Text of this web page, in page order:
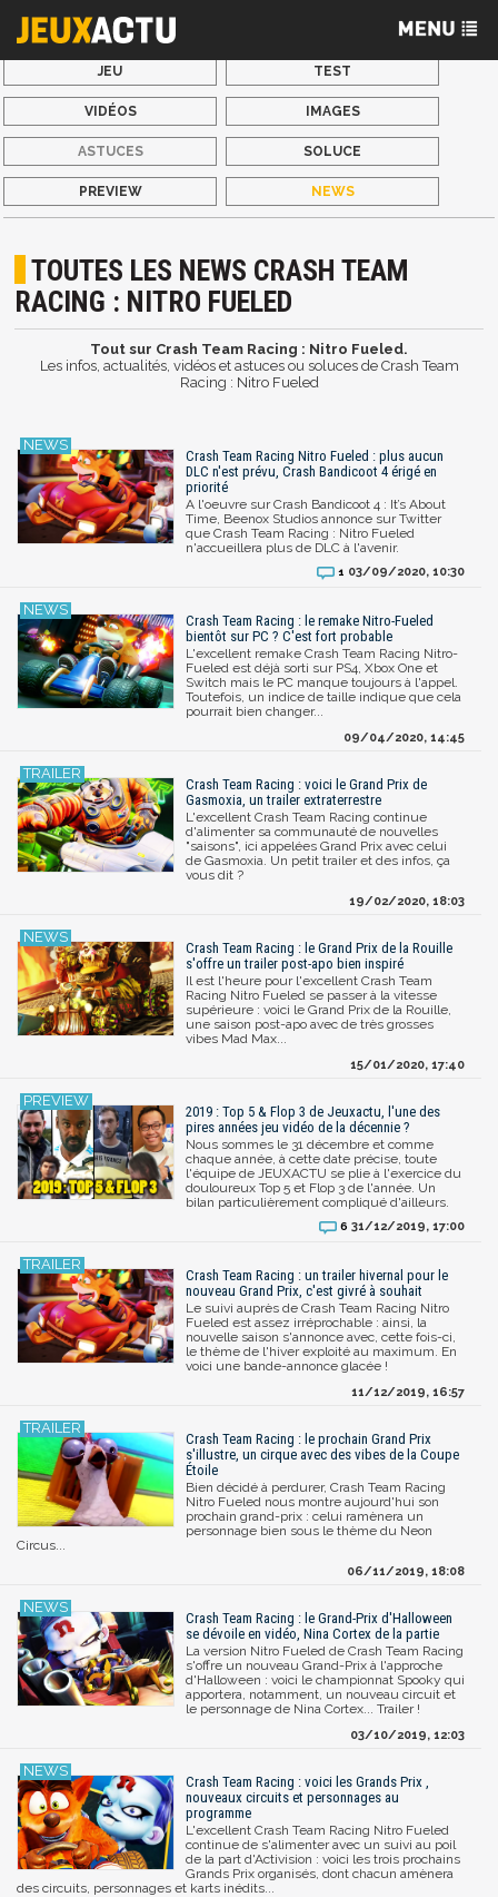
JEU TEST
VIDÉOS IMAGES
ASTUCES SOLUCE
PREVIEW NEWS
TOUTES LES NEWS CRASH TEAM
RACING : NITRO FUELED
Tout sur Crash Team Racing : Nitro Fueled.
Les infos, actualités, vidéos et astuces ou soluces de Crash Team
Racing : Nitro Fueled
Crash Team Racing Nitro Fueled : plus aucun
DLC n'est prévu, Crash Bandicoot 4 érigé en
priorité
A l'oeuvre sur Crash Bandicoot 4 : It’s About
Time, Beenox Studios annonce sur Twitter
que Crash Team Racing : Nitro Fueled
n'accueillera plus de DLC à l'avenir.
1 03/09/2020, 10:30
Crash Team Racing : le remake Nitro-Fueled
bientôt sur PC ? C'est fort probable
L'excellent remake Crash Team Racing Nitro-
Fueled est déjà sorti sur PS4, Xbox One et
Switch mais le PC manque toujours à l'appel.
Toutefois, un indice de taille indique que cela
pourrait bien changer...
09/04/2020, 14:45
Crash Team Racing : voici le Grand Prix de
Gasmoxia, un trailer extraterrestre
L'excellent Crash Team Racing continue
d'alimenter sa communauté de nouvelles
"saisons", ici appelées Grand Prix avec celui
de Gasmoxia. Un petit trailer et des infos, ça
vous dit ?
19/02/2020, 18:03
Crash Team Racing : le Grand Prix de la Rouille
s'offre un trailer post-apo bien inspiré
Il est l'heure pour l'excellent Crash Team
Racing Nitro Fueled se passer à la vitesse
supérieure : voici le Grand Prix de la Rouille,
une saison post-apo avec de très grosses
vibes Mad Max...
15/01/2020, 17:40
2019 : Top 5 & Flop 3 de Jeuxactu, l'une des
pires années jeu vidéo de la décennie ?
Nous sommes le 31 décembre et comme
chaque année, à cette date précise, toute
l'équipe de JEUXACTU se plie à l'exercice du
douloureux Top 5 et Flop 3 de l'année. Un
bilan particulièrement compliqué d'ailleurs.
6 31/12/2019, 17:00
Crash Team Racing : un trailer hivernal pour le
nouveau Grand Prix, c'est givré à souhait
Le suivi auprès de Crash Team Racing Nitro
Fueled est assez irréprochable : ainsi, la
nouvelle saison s'annonce avec, cette fois-ci,
le thème de l'hiver exploité au maximum. En
voici une bande-annonce glacée !
11/12/2019, 16:57
Crash Team Racing : le prochain Grand Prix
s'illustre, un cirque avec des vibes de la Coupe
Étoile
Bien décidé à perdurer, Crash Team Racing
Nitro Fueled nous montre aujourd'hui son
prochain grand-prix : celui ramènera un
personnage bien sous le thème du Neon
Circus...
06/11/2019, 18:08
Crash Team Racing : le Grand-Prix d'Halloween
se dévoile en vidéo, Nina Cortex de la partie
La version Nitro Fueled de Crash Team Racing
s'offre un nouveau Grand-Prix à l'approche
d'Halloween : voici le championnat Spooky qui
apportera, notamment, un nouveau circuit et
le personnage de Nina Cortex... Trailer !
03/10/2019, 12:03
Crash Team Racing : voici les Grands Prix ,
nouveaux circuits et personnages au
programme
L'excellent Crash Team Racing Nitro Fueled
continue de s'alimenter avec un suivi au poil
de la part d'Activision : voici les trois prochains
Grands Prix organisés, dont chacun amènera
des circuits, personnages et karts inédits...